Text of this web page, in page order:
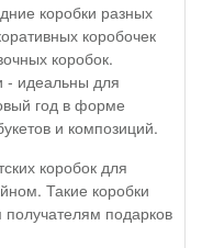
коробки разных
коробочек
коробок.
- идеальны для
год в форме
и композиций.
коробок для
Такие коробки
подарков